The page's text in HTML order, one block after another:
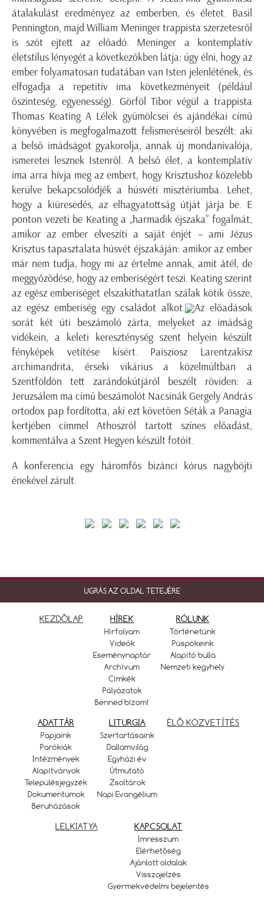
átalakulást eredményez az emberben, és életet. Basil
Pennington, majd William Meninger trappista szerzetesről
is szót ejtett az előadó. Meninger a kontemplatív
életstílus lényegét a következőkben látja: úgy élni, hogy az
ember folyamatosan tudatában van Isten jelenlétének, és
elfogadja a repetitív ima következményeit (például
őszinteség, egyenesség). Görföl Tibor végül a trappista
Thomas Keating A Lélek gyümölcsei és ajándékai című
könyvében is megfogalmazott felismeréseiről beszélt: aki
a belső imádságot gyakorolja, annak új mondanivalója,
ismeretei lesznek Istenről. A belső élet, a kontemplatív
ima arra hívja meg az embert, hogy Krisztushoz közelebb
kerülve bekapcsolódjék a húsvéti misztériumba. Lehet,
hogy a kiüresedés, az elhagyatottság útját járja be. E
ponton vezeti be Keating a „harmadik éjszaka” fogalmát,
amikor az ember elveszíti a saját énjét – ami Jézus
Krisztus tapasztalata húsvét éjszakáján: amikor az ember
már nem tudja, hogy mi az értelme annak, amit átél, de
meggyőződése, hogy az emberiségért teszi. Keating szerint
az egész emberiséget elszakíthatatlan szálak kötik össze,
az egész emberiség egy családot alkot.
Az előadások
sorát két úti beszámoló zárta, melyeket az imádság
vidékein, a keleti kereszténység szent helyein készült
fényképek vetítése kísért. Paisziosz Larentzakisz
archimandrita, érseki vikárius a közelmúltban a
Szentföldön tett zarándokútjáról beszélt röviden: a
Jeruzsálem ma című beszámolót Nacsinák Gergely András
ortodox pap fordította, aki ezt követően Séták a Panagia
kertjében címmel Athoszról tartott színes előadást,
kommentálva a Szent Hegyen készült fotóit.
A konferencia egy háromfős bizánci kórus nagyböjti
énekével zárult.
UGRÁS AZ OLDAL TETEJÉRE
KEZDŐLAP HÍREK
Hírfolyam
Videók
Eseménynaptár
Archívum
Címkék
Pályázatok
Benned bízom!
RÓLUNK
Történetünk
Püspökeink
Alapító bulla
Nemzeti kegyhely
ADATTÁR
Papjaink
Parókiák
Intézmények
Alapítványok
Településjegyzék
Dokumentumok
Beruházások
LITURGIA
Szertartásaink
Dallamvilág
Egyházi év
Útmutató
Zsoltárok
Napi Evangélium
ÉLŐ KÖZVETÍTÉS
LELKIATYA KAPCSOLAT
Imresszum
Elérhetőség
Ajánlott oldalak
Visszajelzés
Gyermekvédelmi bejelentés